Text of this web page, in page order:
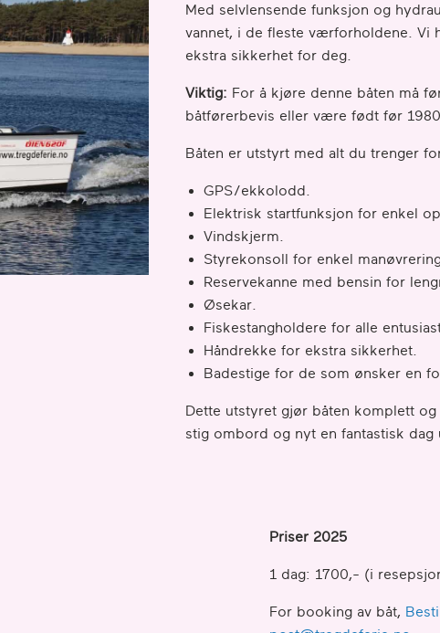
Med selvlensende funksjon og
vannet, i de fleste værforholdene. Vi
ekstra sikkerhet for deg.
Viktig: For å kjøre denne båten må
båtførerbevis eller være født før
Båten er utstyrt med alt du trenger
GPS/ekkolodd.
Elektrisk startfunksjon for enkel
Vindskjerm.
Styrekonsoll for enkel
Reservekanne med bensin for
Øsekar.
Fiskestangholdere for alle
Håndrekke for ekstra sikkerhet.
Badestige for de som ønsker en
Dette utstyret gjør båten komplett
stig ombord og nyt en fantastisk dag
Priser 2025
1 dag: 1700,- (i
For booking av båt,